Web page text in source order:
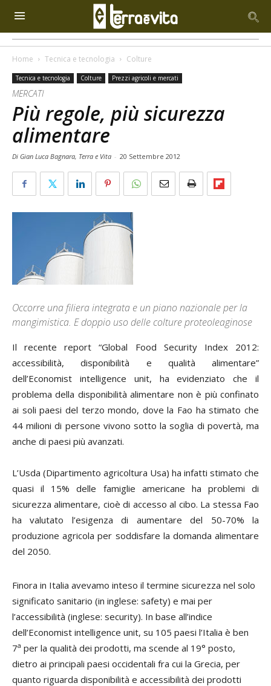
Home Tecnica e tecnologia Colture
Tecnica e tecnologia Colture Prezzi agricoli e mercati
MERCATI
Più regole, più sicurezza
alimentare
Di Gian Luca Bagnara, Terra e Vita - 20 Settembre 2012
Occorre una filiera integrata e un piano nazionale per la
mangimistica. E doppio uso delle colture proteoleaginose
Il recente report “Global Food Security Index 2012:
accessibilità, disponibilità e qualità alimentare”
dell’Economist intelligence unit, ha evidenziato che il
problema della disponibilità alimentare non è più confinato
ai soli paesi del terzo mondo, dove la Fao ha stimato che
44 milioni di persone vivono sotto la soglia di povertà, ma
anche di paesi più avanzati.
L’Usda (Dipartimento agricoltura Usa) ha infatti stimato che
quasi il 15% delle famiglie americane ha problemi di
sicurezza alimentare, cioè di accesso al cibo. La stessa Fao
ha valutato l’esigenza di aumentare del 50-70% la
produzione agricola per soddisfare la domanda alimentare
del 2050.
Finora in Italia avevamo inteso il termine sicurezza nel solo
significato sanitario (in inglese: safety) e mai per
l’accessibilità (inglese: security). In base all’indice
dell’Economist intelligence unit, su 105 paesi l’Italia è ben
7a per la qualità dei prodotti, ma scende al 19° posto,
dietro ai principali paesi occidentali fra cui la Grecia, per
quanto riguarda disponibilità e accessibilità dei prodotti